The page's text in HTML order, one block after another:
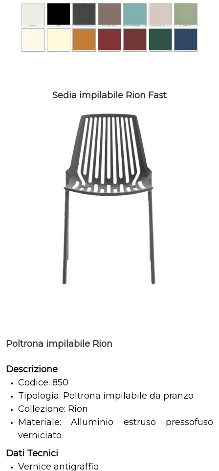
Sedia impilabile Rion Fast
Poltrona impilabile Rion
Descrizione
Codice: 850
Tipologia: Poltrona impilabile da pranzo
Collezione: Rion
Materiale: Alluminio estruso pressofuso
verniciato
Dati Tecnici
Vernice antigraffio